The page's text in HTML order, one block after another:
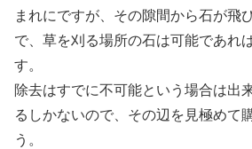
まれにですが、その隙間から石が飛
で、草を刈る場所の石は可能であれ
す。
除去はすでに不可能という場合は出
るしかないので、その辺を見極めて
う。